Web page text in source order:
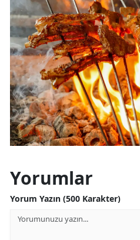
Yorumlar
Yorum Yazın (500 Karakter)